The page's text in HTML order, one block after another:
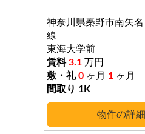
詳細
神奈川県秦野市南矢名
線
東海大学前
3.1 万円
0 ヶ月 1 ヶ月
1K